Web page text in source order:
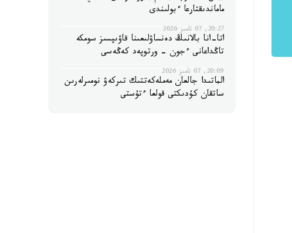
ماماندىقتارعا ءبولىندى
20:27, 07 تامىز 2026
اتا-انا بالانىڭ دەنساۋلىعىنا قاۋىپسىز سومكە
تاڭداعانى ءجون - ورتوپەد كەڭەسى
20:09, 07 تامىز 2026
الماتىدا جالعان مەملەكەتتىك تىركەۋ نومىرلەرىن
ساتقان كۇدىكتى قولعا ءتۇستى